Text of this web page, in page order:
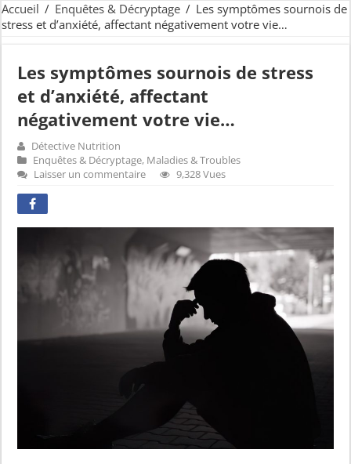
Accueil / Enquêtes & Décryptage / Les symptômes sournois de
stress et d’anxiété, affectant négativement votre vie…
Les symptômes sournois de stress
et d’anxiété, affectant
négativement votre vie…
Détective Nutrition
Enquêtes & Décryptage, Maladies & Troubles
Laisser un commentaire
9,328 Vues